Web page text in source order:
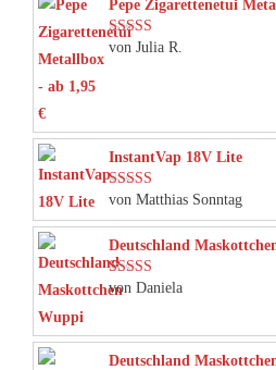
Pepe Zigarettenetui
Bewertet mit
von Julia R.
InstantVap 18V Lite
Bewertet mit
von Matthias Sonntag
Deutschland
Bewertet mit
von Daniela
Deutschland